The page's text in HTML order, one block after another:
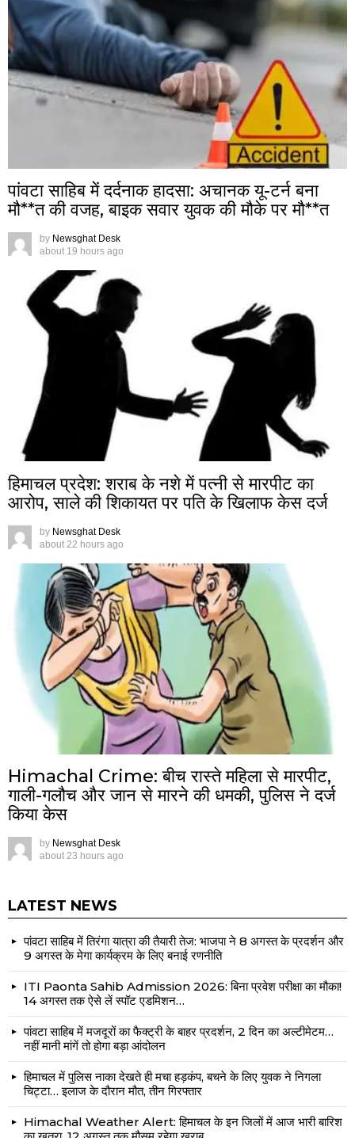
पांवटा साहिब में दर्दनाक हादसा: अचानक यू-टर्न बना
मौ**त की वजह, बाइक सवार युवक की मौके पर मौ**त
by Newsghat Desk
about 19 hours ago
हिमाचल प्रदेश: शराब के नशे में पत्नी से मारपीट का
आरोप, साले की शिकायत पर पति के खिलाफ केस दर्ज
by Newsghat Desk
about 22 hours ago
Himachal Crime: बीच रास्ते महिला से मारपीट,
गाली-गलौच और जान से मारने की धमकी, पुलिस ने दर्ज
किया केस
by Newsghat Desk
about 23 hours ago
LATEST NEWS
पांवटा साहिब में तिरंगा यात्रा की तैयारी तेज: भाजपा ने 8 अगस्त के प्रदर्शन और
9 अगस्त के मेगा कार्यक्रम के लिए बनाई रणनीति
ITI Paonta Sahib Admission 2026: बिना प्रवेश परीक्षा का मौका!
14 अगस्त तक ऐसे लें स्पॉट एडमिशन…
पांवटा साहिब में मजदूरों का फैक्ट्री के बाहर प्रदर्शन, 2 दिन का अल्टीमेटम…
नहीं मानी मांगें तो होगा बड़ा आंदोलन
हिमाचल में पुलिस नाका देखते ही मचा हड़कंप, बचने के लिए युवक ने निगला
चिट्टा… इलाज के दौरान मौत, तीन गिरफ्तार
Himachal Weather Alert: हिमाचल के इन जिलों में आज भारी बारिश